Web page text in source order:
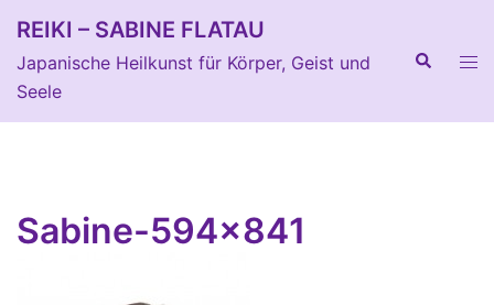
Inhalt
springen
REIKI – SABINE FLATAU
Japanische Heilkunst für Körper, Geist und
Seele
Suche
Sabine-594×841